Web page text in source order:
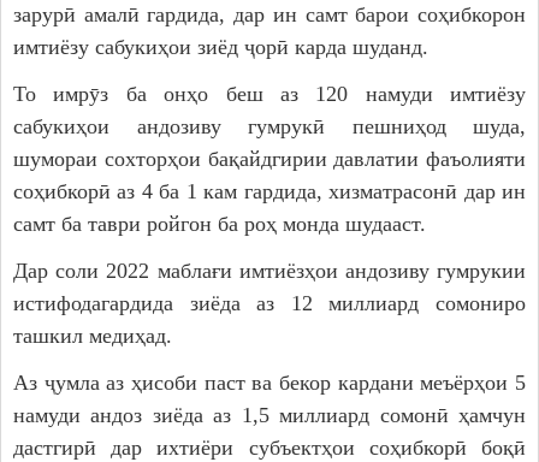
зарурӣ амалӣ гардида, дар ин самт барои соҳибкорон
имтиёзу сабукиҳои зиёд ҷорӣ карда шуданд.
То имрӯз ба онҳо беш аз 120 намуди имтиёзу
сабукиҳои андозиву гумрукӣ пешниҳод шуда,
шумораи сохторҳои бақайдгирии давлатии фаъолияти
соҳибкорӣ аз 4 ба 1 кам гардида, хизматрасонӣ дар ин
самт ба таври ройгон ба роҳ монда шудааст.
Дар соли 2022 маблағи имтиёзҳои андозиву гумрукии
истифодагардида зиёда аз 12 миллиард сомониро
ташкил медиҳад.
Аз ҷумла аз ҳисоби паст ва бекор кардани меъёрҳои 5
намуди андоз зиёда аз 1,5 миллиард сомонӣ ҳамчун
дастгирӣ дар ихтиёри субъектҳои соҳибкорӣ боқӣ